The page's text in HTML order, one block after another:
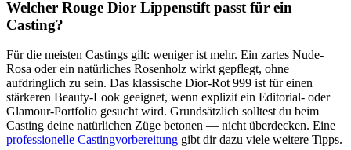
Welcher Rouge Dior Lippenstift passt für ein
Casting?
Für die meisten Castings gilt: weniger ist mehr. Ein zartes Nude-
Rosa oder ein natürliches Rosenholz wirkt gepflegt, ohne
aufdringlich zu sein. Das klassische Dior-Rot 999 ist für einen
stärkeren Beauty-Look geeignet, wenn explizit ein Editorial- oder
Glamour-Portfolio gesucht wird. Grundsätzlich solltest du beim
Casting deine natürlichen Züge betonen — nicht überdecken. Eine
professionelle Castingvorbereitung gibt dir dazu viele weitere Tipps.